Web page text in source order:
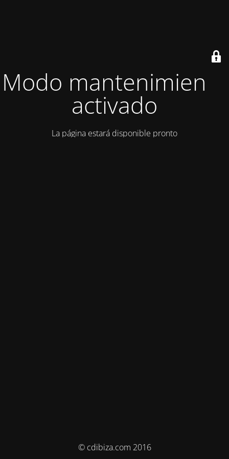
Modo mantenimiento
activado
La página estará disponible pronto
© cdibiza.com 2016